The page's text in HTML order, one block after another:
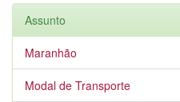
Assunto
Maranhão
Modal de Transporte